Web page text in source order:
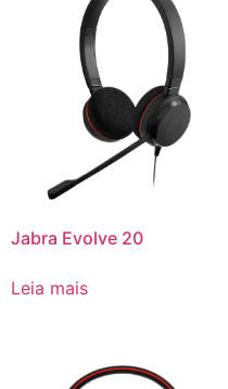
Jabra Evolve 20
Leia mais